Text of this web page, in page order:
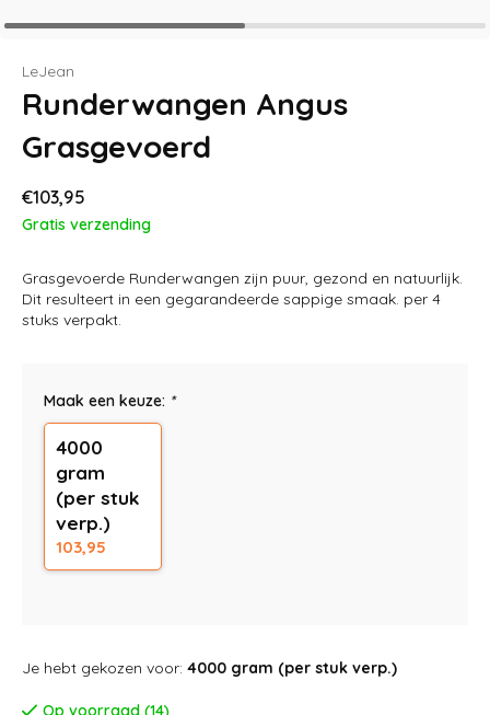
LeJean
Runderwangen Angus
Grasgevoerd
€103,95
Gratis verzending
Grasgevoerde Runderwangen zijn puur, gezond en natuurlijk.
Dit resulteert in een gegarandeerde sappige smaak. per 4
stuks verpakt.
Maak een keuze: *
4000
gram
(per stuk
verp.)
103,95
Je hebt gekozen voor: 4000 gram (per stuk verp.)
Op voorraad (14)